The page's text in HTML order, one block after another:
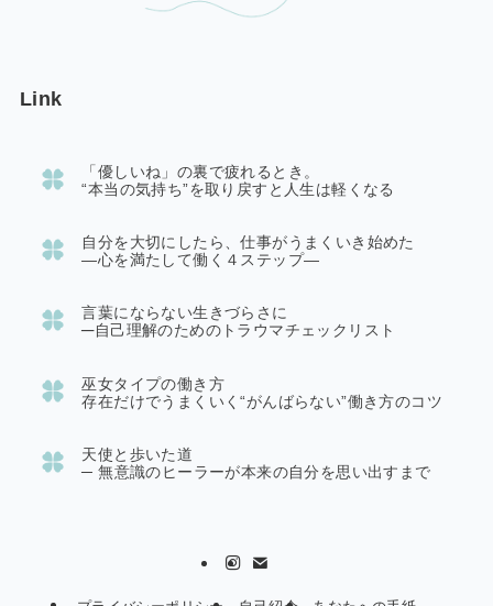
Link
「優しいね」の裏で疲れるとき。
“本当の気持ち”を取り戻すと人生は軽くなる
自分を大切にしたら、仕事がうまくいき始めた
―心を満たして働く４ステップ―
言葉にならない生きづらさに
─自己理解のためのトラウマチェックリスト
巫女タイプの働き方
存在だけでうまくいく“がんばらない”働き方のコツ
天使と歩いた道
─ 無意識のヒーラーが本来の自分を思い出すまで